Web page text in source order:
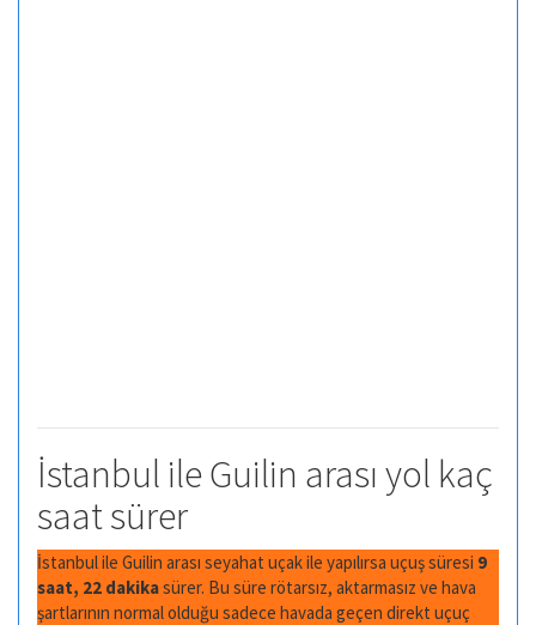
İstanbul ile Guilin arası yol kaç
saat sürer
İstanbul ile Guilin arası seyahat uçak ile yapılırsa uçuş süresi 9
saat, 22 dakikasürer. Bu süre rötarsız, aktarmasız ve hava
şartlarının normal olduğu sadece havada geçen direkt uçuç